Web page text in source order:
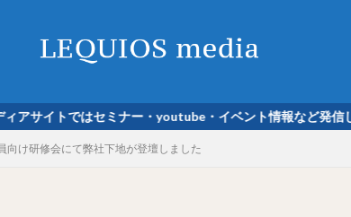
ミナー・youtube・イベント情報など発信しています。
向け研修会にて弊社下地が登壇しました